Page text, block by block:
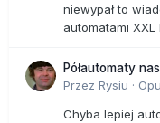
niewypał to
automatami XXL
Półautomaty
Przez Rysiu ·
Chyba lepiej